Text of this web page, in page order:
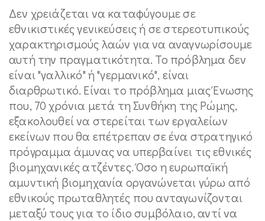
Δεν χρειάζεται να καταφύγουμε σε
εθνικιστικές γενικεύσεις ή σε στερεοτυπικούς
χαρακτηρισμούς λαών για να αναγνωρίσουμε
αυτή την πραγματικότητα. Το πρόβλημα δεν
είναι "γαλλικό" ή "γερμανικό", είναι
διαρθρωτικό. Είναι το πρόβλημα μιας Ένωσης
που, 70 χρόνια μετά τη Συνθήκη της Ρώμης,
εξακολουθεί να στερείται των εργαλείων
εκείνων που θα επέτρεπαν σε ένα στρατηγικό
πρόγραμμα άμυνας να υπερβαίνει τις εθνικές
βιομηχανικές ατζέντες. Όσο η ευρωπαϊκή
αμυντική βιομηχανία οργανώνεται γύρω από
εθνικούς πρωταθλητές που ανταγωνίζονται
μεταξύ τους για το ίδιο συμβόλαιο, αντί να